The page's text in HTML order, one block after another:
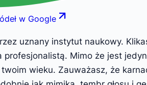
w Google
uznany instytut naukowy.
Mimo że jest
wieku. Zauważasz, że